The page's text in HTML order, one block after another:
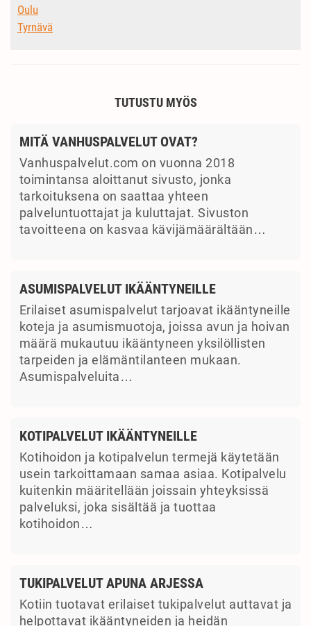
Oulu
Tyrnävä
TUTUSTU MYÖS
MITÄ VANHUSPALVELUT OVAT?
Vanhuspalvelut.com on vuonna 2018
toimintansa aloittanut sivusto, jonka
tarkoituksena on saattaa yhteen
palveluntuottajat ja kuluttajat. Sivuston
tavoitteena on kasvaa kävijämäärältään…
ASUMISPALVELUT IKÄÄNTYNEILLE
Erilaiset asumispalvelut tarjoavat ikääntyneille
koteja ja asumismuotoja, joissa avun ja hoivan
määrä mukautuu ikääntyneen yksilöllisten
tarpeiden ja elämäntilanteen mukaan.
Asumispalveluita…
KOTIPALVELUT IKÄÄNTYNEILLE
Kotihoidon ja kotipalvelun termejä käytetään
usein tarkoittamaan samaa asiaa. Kotipalvelu
kuitenkin määritellään joissain yhteyksissä
palveluksi, joka sisältää ja tuottaa
kotihoidon…
TUKIPALVELUT APUNA ARJESSA
Kotiin tuotavat erilaiset tukipalvelut auttavat ja
helpottavat ikääntyneiden ja heidän